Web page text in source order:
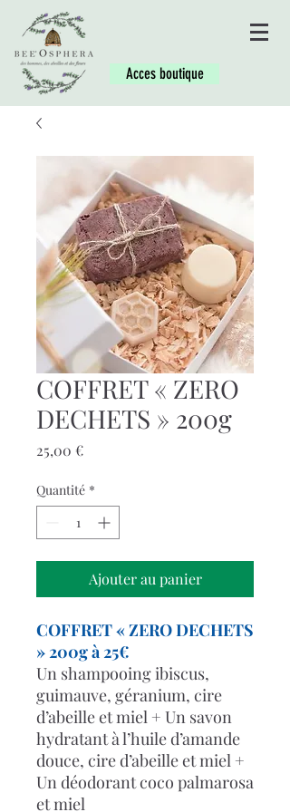
Acces boutique
COFFRET « ZERO
DECHETS » 200g
25,00 €Prix
Quantité *
Ajouter au panier
COFFRET « ZERO DECHETS
» 200g à 25€
Un shampooing ibiscus,
guimauve, géranium, cire
d’abeille et miel + Un savon
hydratant à l’huile d’amande
douce, cire d’abeille et miel +
Un déodorant coco palmarosa
et miel